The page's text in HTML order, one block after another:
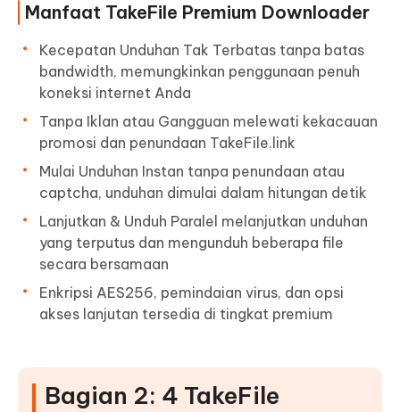
Manfaat TakeFile Premium Downloader
Kecepatan Unduhan Tak Terbatas tanpa batas
bandwidth, memungkinkan penggunaan penuh
koneksi internet Anda
Tanpa Iklan atau Gangguan melewati kekacauan
promosi dan penundaan TakeFile.link
Mulai Unduhan Instan tanpa penundaan atau
captcha, unduhan dimulai dalam hitungan detik
Lanjutkan & Unduh Paralel melanjutkan unduhan
yang terputus dan mengunduh beberapa file
secara bersamaan
Enkripsi AES256, pemindaian virus, dan opsi
akses lanjutan tersedia di tingkat premium
Bagian 2: 4 TakeFile